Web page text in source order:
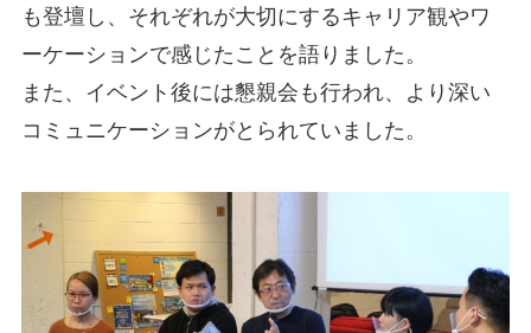
も登壇し、それぞれが大切にするキャリア観やワ
ーケーションで感じたことを語りました。
また、イベント後には懇親会も行われ、より深い
コミュニケーションがとられていました。